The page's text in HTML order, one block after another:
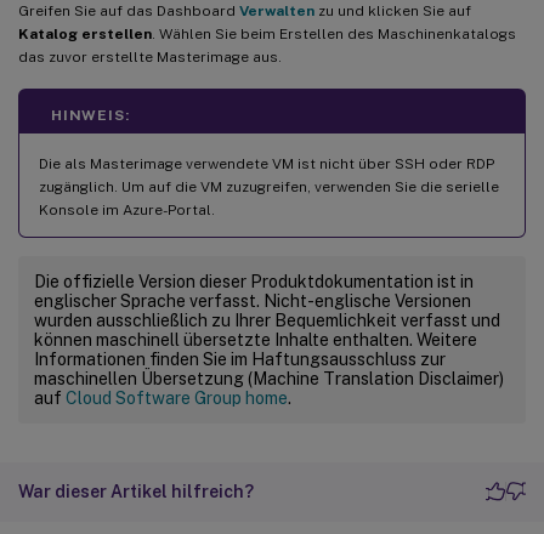
Greifen Sie auf das Dashboard Verwalten zu und klicken Sie auf
Katalog erstellen. Wählen Sie beim Erstellen des Maschinenkatalogs
das zuvor erstellte Masterimage aus.
HINWEIS:
Die als Masterimage verwendete VM ist nicht über SSH oder RDP
zugänglich. Um auf die VM zuzugreifen, verwenden Sie die serielle
Konsole im Azure-Portal.
Die offizielle Version dieser Produktdokumentation ist in
englischer Sprache verfasst. Nicht-englische Versionen
wurden ausschließlich zu Ihrer Bequemlichkeit verfasst und
können maschinell übersetzte Inhalte enthalten. Weitere
Informationen finden Sie im Haftungsausschluss zur
maschinellen Übersetzung (Machine Translation Disclaimer)
auf Cloud Software Group home.
War dieser Artikel hilfreich?